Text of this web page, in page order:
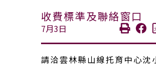
收費標準及聯絡窗口
7月3日
請洽雲林縣山線托育中心沈